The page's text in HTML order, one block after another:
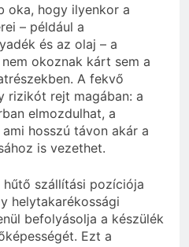
oka, hogy ilyenkor a
– például a
és az olaj – a
okoznak kárt sem a
A fekvő
rizikót rejt magában: a
elmozdulhat, a
hosszú távon akár a
is vezethet.
hűtő szállítási pozíciója
helytakarékossági
befolyásolja a készülék
Ezt a